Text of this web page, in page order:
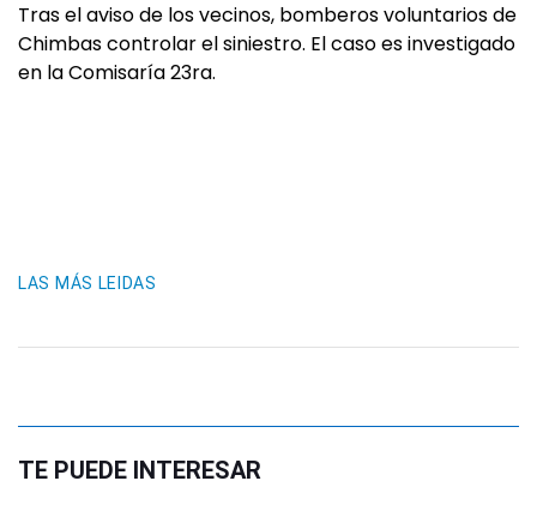
Tras el aviso de los vecinos, bomberos voluntarios de
Chimbas controlar el siniestro. El caso es investigado
en la Comisaría 23ra.
LAS MÁS LEIDAS
TE PUEDE INTERESAR